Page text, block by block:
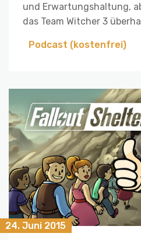
und Erwartungshaltung,
das Team Witcher 3
Podcast (kostenfrei)
24. Juni 2015